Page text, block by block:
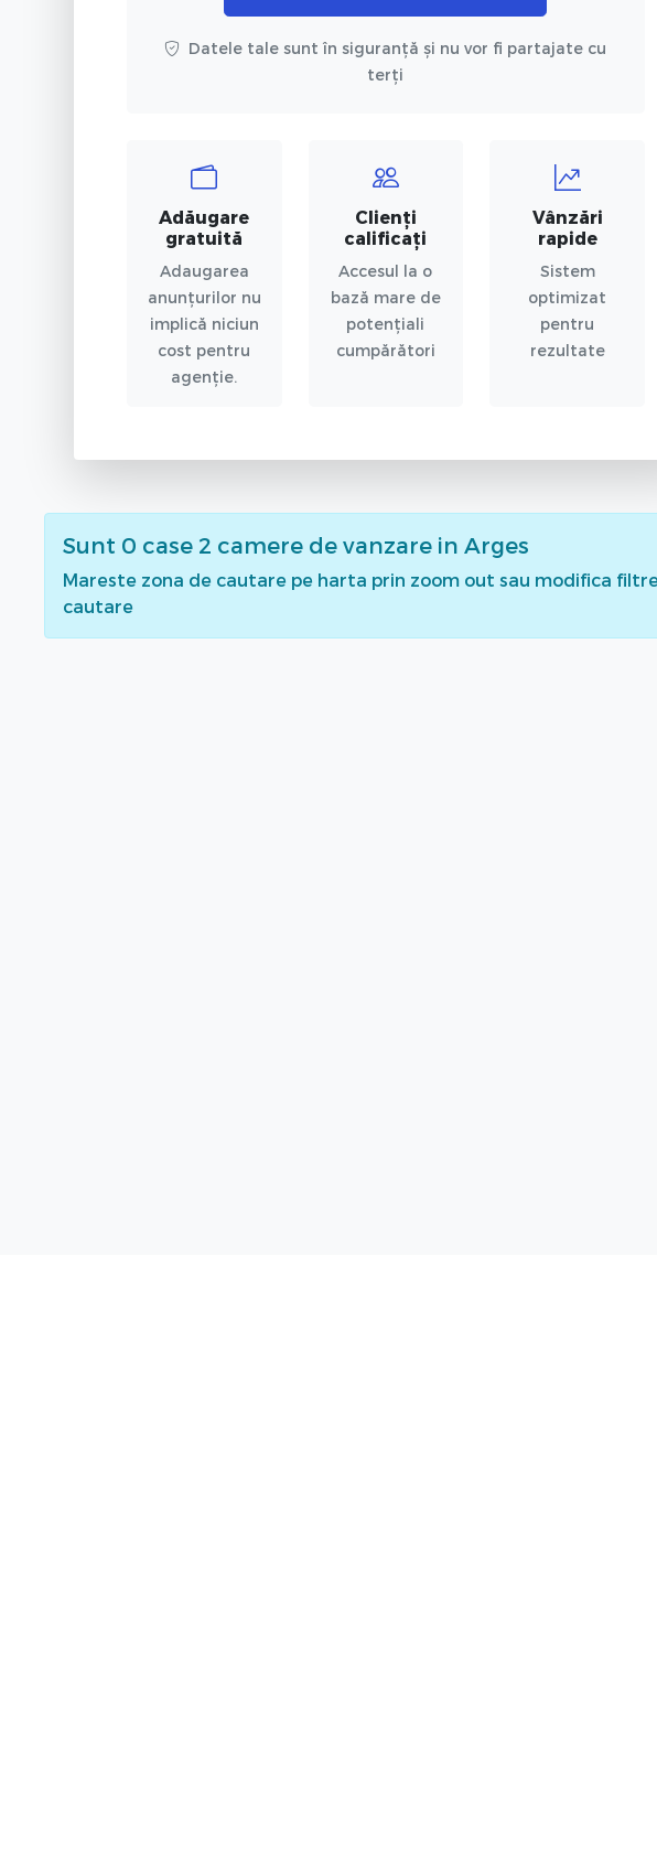
Datele tale sunt în siguranță și nu vor fi partajate cu
terți
Adăugare
gratuită
Adaugarea
anunțurilor nu
implică niciun
cost pentru
agenție.
Clienți
calificați
Accesul la o
bază mare de
potențiali
cumpărători
Vânzări
rapide
Sistem
optimizat
pentru
rezultate
Sunt 0 case 2 camere de vanzare in Arges
Mareste zona de cautare pe harta prin zoom out sau modifica
cautare